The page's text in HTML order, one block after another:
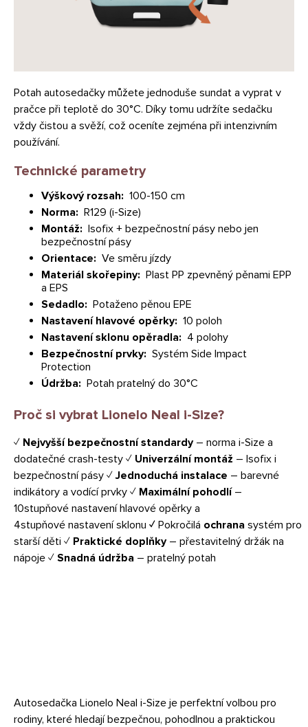
Potah autosedačky můžete jednoduše sundat a vyprat v
pračce při teplotě do 30°C. Díky tomu udržíte sedačku
vždy čistou a svěží, což oceníte zejména při intenzivním
používání.
Technické parametry
Výškový rozsah: 100-150 cm
Norma: R129 (i-Size)
Montáž: Isofix + bezpečnostní pásy nebo jen
bezpečnostní pásy
Orientace: Ve směru jízdy
Materiál skořepiny: Plast PP zpevněný pěnami EPP
a EPS
Sedadlo: Potaženo pěnou EPE
Nastavení hlavové opěrky: 10 poloh
Nastavení sklonu opěradla: 4 polohy
Bezpečnostní prvky: Systém Side Impact
Protection
Údržba: Potah pratelný do 30°C
Proč si vybrat Lionelo Neal i-Size?
✓ Nejvyšší bezpečnostní standardy – norma i-Size a
dodatečné crash-testy ✓ Univerzální montáž – Isofix i
bezpečnostní pásy ✓ Jednoduchá instalace – barevné
indikátory a vodící prvky ✓ Maximální pohodlí –
10stupňové nastavení hlavové opěrky a
4stupňové nastavení sklonu ✓ Pokročilá ochrana systém pro
starší děti ✓ Praktické doplňky – přestavitelný držák na
nápoje ✓ Snadná údržba – pratelný potah
Autosedačka Lionelo Neal i-Size je perfektní volbou pro
rodiny, které hledají bezpečnou, pohodlnou a praktickou